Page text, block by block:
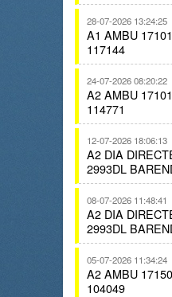
28-07-2026 13:24:25
A1 AMBU
117144
24-07-2026 08:20:22
A2 AMBU
114771
12-07-2026 18:06:13
A2 DIA
2993DL
08-07-2026 11:48:41
A2 DIA
2993DL
05-07-2026 11:34:24
A2 AMBU
104049